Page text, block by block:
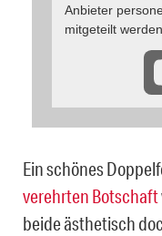
Anbieter
mitgeteilt
Ein schönes
verehrten Botschaft
beide ästhetisch